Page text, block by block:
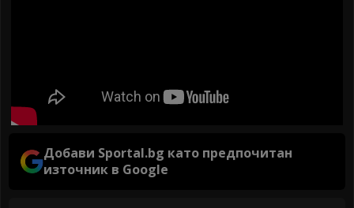
Добави Sportal.bg като предпочитан
източник в Google